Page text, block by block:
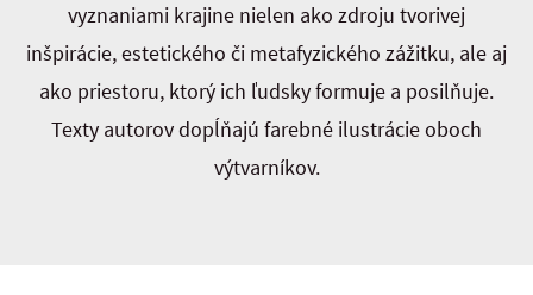
vyznaniami krajine nielen ako zdroju tvorivej
inšpirácie, estetického či metafyzického zážitku, ale aj
ako priestoru, ktorý ich ľudsky formuje a posilňuje.
Texty autorov dopĺňajú farebné ilustrácie oboch
výtvarníkov.